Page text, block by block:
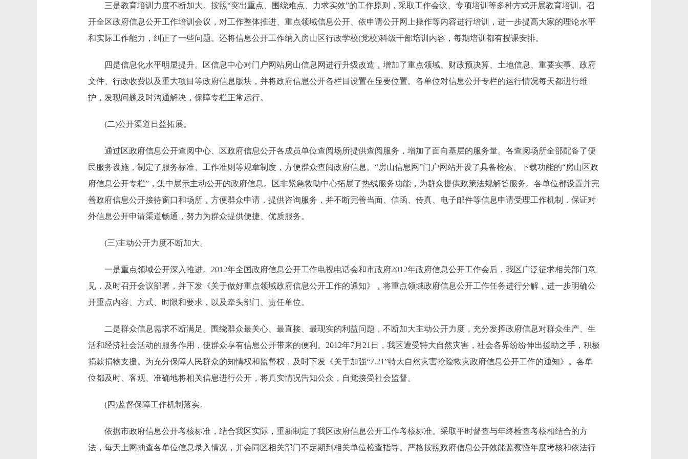
三是教育培训力度不断加大。按照“突出重点、围绕难点、力求实效”的工作原则，采取工作会议、专项培训等多种方式开展教育培训。召
开全区政府信息公开工作培训会议，对工作整体推进、重点领域信息公开、依申请公开网上操作等内容进行培训，进一步提高大家的理论水平
和实际工作能力，纠正了一些问题。还将信息公开工作纳入房山区行政学校(党校)科级干部培训内容，每期培训都有授课安排。
四是信息化水平明显提升。区信息中心对门户网站房山信息网进行升级改造，增加了重点领域、财政预决算、土地信息、重要实事、政府
文件、行政收费以及重大项目等政府信息版块，并将政府信息公开各栏目设置在显要位置。各单位对信息公开专栏的运行情况每天都进行维
护，发现问题及时沟通解决，保障专栏正常运行。
(二)公开渠道日益拓展。
通过区政府信息公开查阅中心、区政府信息公开各成员单位查阅场所提供查阅服务，增加了面向基层的服务量。各查阅场所全部配备了便
民服务设施，制定了服务标准、工作准则等规章制度，方便群众查阅政府信息。“房山信息网”门户网站开设了具备检索、下载功能的“房山区政
府信息公开专栏”，集中展示主动公开的政府信息。区非紧急救助中心拓展了热线服务功能，为群众提供政策法规解答服务。各单位都设置并完
善政府信息公开接待窗口和场所，方便群众申请，提供咨询服务，并不断完善当面、信函、传真、电子邮件等信息申请受理工作机制，保证对
外信息公开申请渠道畅通，努力为群众提供便捷、优质服务。
(三)主动公开力度不断加大。
一是重点领域公开深入推进。2012年全国政府信息公开工作电视电话会和市政府2012年政府信息公开工作会后，我区广泛征求相关部门意
见，及时召开会议部署，并下发《关于做好重点领域政府信息公开工作的通知》，将重点领域政府信息公开工作任务进行分解，进一步明确公
开重点内容、方式、时限和要求，以及牵头部门、责任单位。
二是群众信息需求不断满足。围绕群众最关心、最直接、最现实的利益问题，不断加大主动公开力度，充分发挥政府信息对群众生产、生
活和经济社会活动的服务作用，使群众享有信息公开带来的便利。2012年7月21日，我区遭受特大自然灾害，社会各界纷纷伸出援助之手，积极
捐款捐物支援。为充分保障人民群众的知情权和监督权，及时下发《关于加强“7.21”特大自然灾害抢险救灾政府信息公开工作的通知》。各单
位都及时、客观、准确地将相关信息进行公开，将真实情况告知公众，自觉接受社会监督。
(四)监督保障工作机制落实。
依据市政府信息公开考核标准，结合我区实际，重新制定了我区政府信息公开工作考核标准。采取平时督查与年终检查考核相结合的方
法，每天上网抽查各单位信息录入情况，并会同区相关部门不定期到相关单位检查指导。严格按照政府信息公开效能监察暨年度考核和依法行